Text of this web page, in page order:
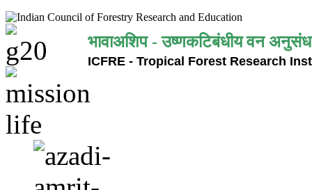
भावाअशिप - उष्णकटिबंधीय वन
ICFRE - Tropical Forest Research